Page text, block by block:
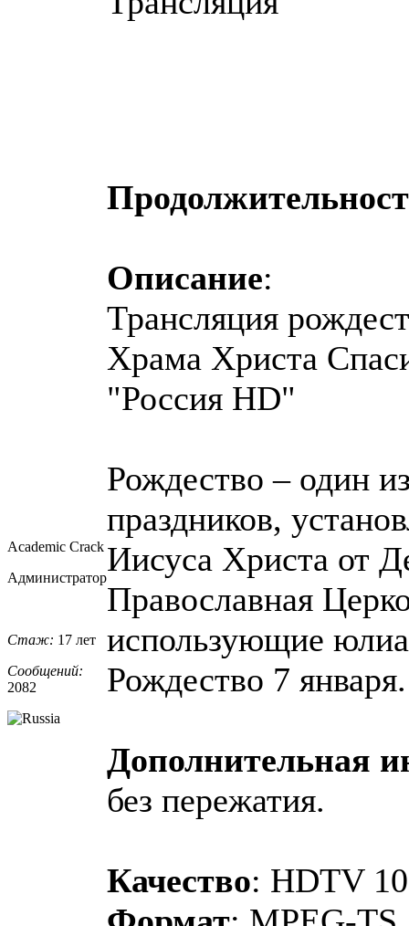
Academic Crack
Администратор
Стаж: 17 лет
Сообщений:
2082
Описание:
Трансляция
Храма Христа
"Россия HD"
Рождество – один
праздников,
Иисуса Христа от
Православная
использующие
Рождество 7 января.
Дополнительная
без пережатия.
Качество: HDTV